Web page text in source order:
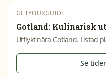
GETYOURGUIDE
Gotland: Kulinarisk
Utflykt nära Gotland. Listad
Se